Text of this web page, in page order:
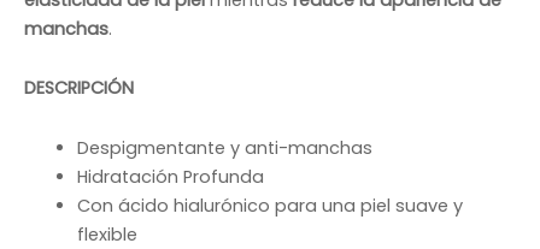
manchas.
DESCRIPCIÓN
Despigmentante y anti-manchas
Hidratación Profunda
Con ácido hialurónico para una piel suave y
flexible